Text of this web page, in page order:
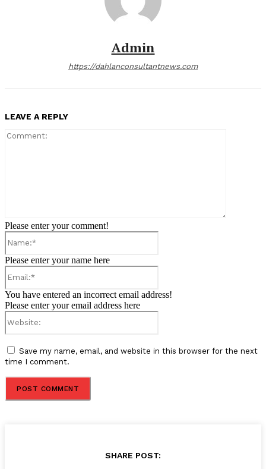
Admin
https://dahlanconsultantnews.com
LEAVE A REPLY
Please enter your comment!
Please enter your name here
You have entered an incorrect email address!
Please enter your email address here
Save my name, email, and website in this browser for the next
time I comment.
SHARE POST: